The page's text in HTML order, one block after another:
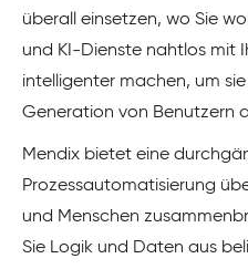
überall einsetzen, wo Sie
und KI-Dienste nahtlos mit
intelligenter machen, um
Generation von Benutzern
Mendix bietet eine
Prozessautomatisierung
und Menschen
Sie Logik und Daten aus